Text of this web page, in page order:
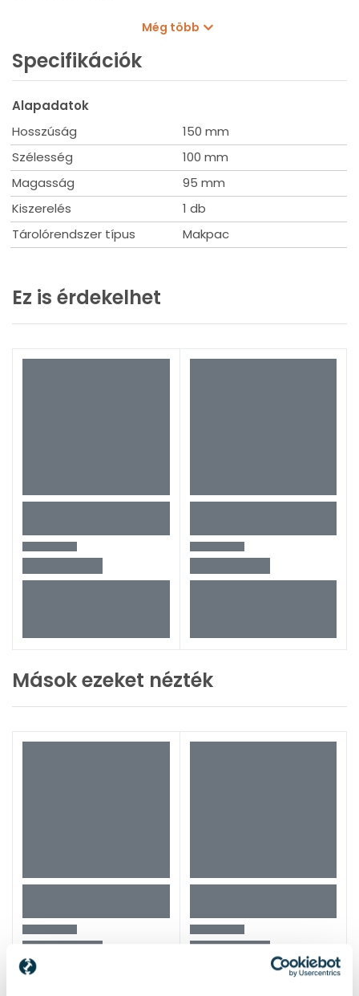
Az alapkoffer (191X80-2) az alábbi elemeket
Azért mutatjuk be, hogy könnyebb legyen a többi tartozék
berendezése.
tételeket!)
1x 100x150mm
2x 100x100mm
3x 50x100mm
6x 50x50mm
Ezen kívül 4x 54x86 mm-es és 2x 15x75 mm-es
címke is tartozik a készlethez.
Még több
Specifikációk
Alapadatok
Hosszúság
150 mm
Szélesség
100 mm
Magasság
95 mm
Kiszerelés
1 db
Tárolórendszer típus
Makpac
Ez is érdekelhet
Mások ezeket nézték